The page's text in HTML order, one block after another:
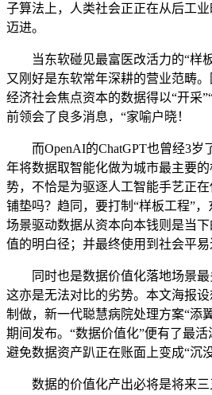
子算法上，人类社会正正在从后工
迈进。
当东软碰见最富医改活力的“样
又刚好是东软常年深耕的营业范畴
经济社会焦点资本的数据得以“开采
前领会了良多消息，“家喻户晓！
而OpenAI的ChatGPT也曾经3岁
年将数据取智能化做为城市最主要
势，不恰是为驱逐人工智能手艺正
铺垫吗？趋同，要打制“样板工程”
场景驱动数据从资本向本钱则是当
值的明白径；并最终使用到社会平易
同时也是数据价值化落地场景最
这亦是无法对比的劣势。本文海报
制做，新一代聪慧病院处理方案“添
期间发布。“数据价值化”便有了最活
避免数据资产趴正在账面上变成“沉没
数据的价值化产出必将是将来三